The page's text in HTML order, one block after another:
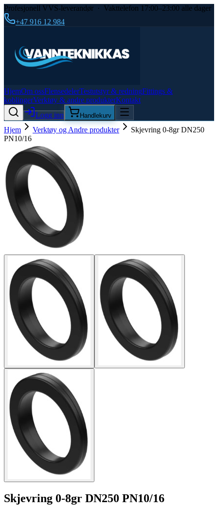
Profesjonell VVS-leverandør · Vakttelefon 17:00–23:00 alle dager
+47 916 12 984
HjemOm ossFlensedelerTestutstyr & redningFittings &
koblingerVerktøy & andre produkterKontakt
Logg inn
Handlekurv
Hjem Verktøy og Andre produkter
Skjevring 0-8gr DN250
PN10/16
Skjevring 0-8gr DN250 PN10/16